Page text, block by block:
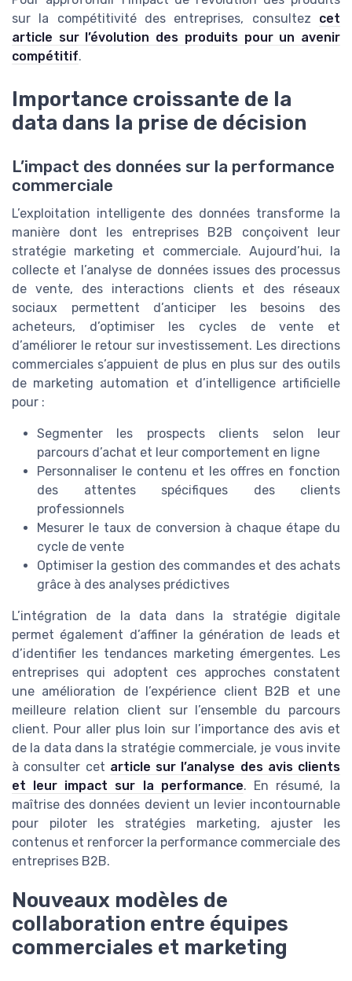
sur la compétitivité des entreprises, consultez cet
article sur l’évolution des produits pour un avenir
compétitif.
Importance croissante de la
data dans la prise de décision
L’impact des données sur la performance
commerciale
L’exploitation intelligente des données transforme la
manière dont les entreprises B2B conçoivent leur
stratégie marketing et commerciale. Aujourd’hui, la
collecte et l’analyse de données issues des processus
de vente, des interactions clients et des réseaux
sociaux permettent d’anticiper les besoins des
acheteurs, d’optimiser les cycles de vente et
d’améliorer le retour sur investissement. Les directions
commerciales s’appuient de plus en plus sur des outils
de marketing automation et d’intelligence artificielle
pour :
Segmenter les prospects clients selon leur
parcours d’achat et leur comportement en ligne
Personnaliser le contenu et les offres en fonction
des attentes spécifiques des clients
professionnels
Mesurer le taux de conversion à chaque étape du
cycle de vente
Optimiser la gestion des commandes et des achats
grâce à des analyses prédictives
L’intégration de la data dans la stratégie digitale
permet également d’affiner la génération de leads et
d’identifier les tendances marketing émergentes. Les
entreprises qui adoptent ces approches constatent
une amélioration de l’expérience client B2B et une
meilleure relation client sur l’ensemble du parcours
client. Pour aller plus loin sur l’importance des avis et
de la data dans la stratégie commerciale, je vous invite
à consulter cet article sur l’analyse des avis clients
et leur impact sur la performance. En résumé, la
maîtrise des données devient un levier incontournable
pour piloter les stratégies marketing, ajuster les
contenus et renforcer la performance commerciale des
entreprises B2B.
Nouveaux modèles de
collaboration entre équipes
commerciales et marketing